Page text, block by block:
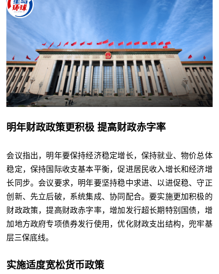
明年财政政策更积极 提高财政赤字率
会议指出，明年要保持经济稳定增长，保持就业、物价总体
稳定，保持国际收支基本平衡，促进居民收入增长和经济增
长同步。会议要求，明年要坚持稳中求进、以进促稳、守正
创新、先立后破，系统集成、协同配合。要实施更加积极的
财政政策，提高财政赤字率，增加发行超长期特别国债，增
加地方政府专项债券发行使用，优化财政支出结构，兜牢基
层三保底线。
实施适度宽松货币政策